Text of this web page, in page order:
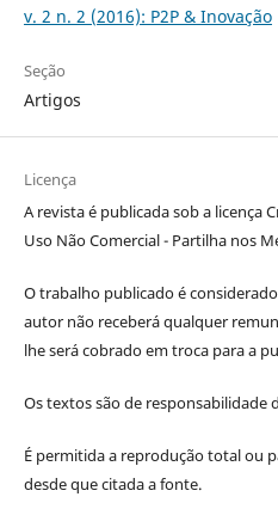
v. 2 n. 2 (2016): P2P & Inovação
Seção
Artigos
Licença
A revista é publicada sob a licença
Uso Não Comercial - Partilha nos
O trabalho publicado é
autor não receberá qualquer
lhe será cobrado em troca para a
Os textos são de responsabilidade
É permitida a reprodução total ou
desde que citada a fonte.